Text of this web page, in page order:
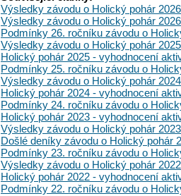
Výsledky závodu o Holický pohár
Výsledky závodu o Holický pohár 2026
Podmínky 26. ročníku závodu o
Výsledky závodu o Holický pohár 2025
Holický pohár 2025 - vyhodnocení
Podmínky 25. ročníku závodu o
Výsledky závodu o Holický pohár 2024
Holický pohár 2024 - vyhodnocení
Podmínky 24. ročníku závodu o
Holický pohár 2023 - vyhodnocení
Výsledky závodu o Holický pohár 2023
Došlé deníky závodu o Holický pohár
Podmínky 23. ročníku závodu o
Výsledky závodu o Holický pohár 2022
Holický pohár 2022 - vyhodnocení
Podmínky 22. ročníku závodu o